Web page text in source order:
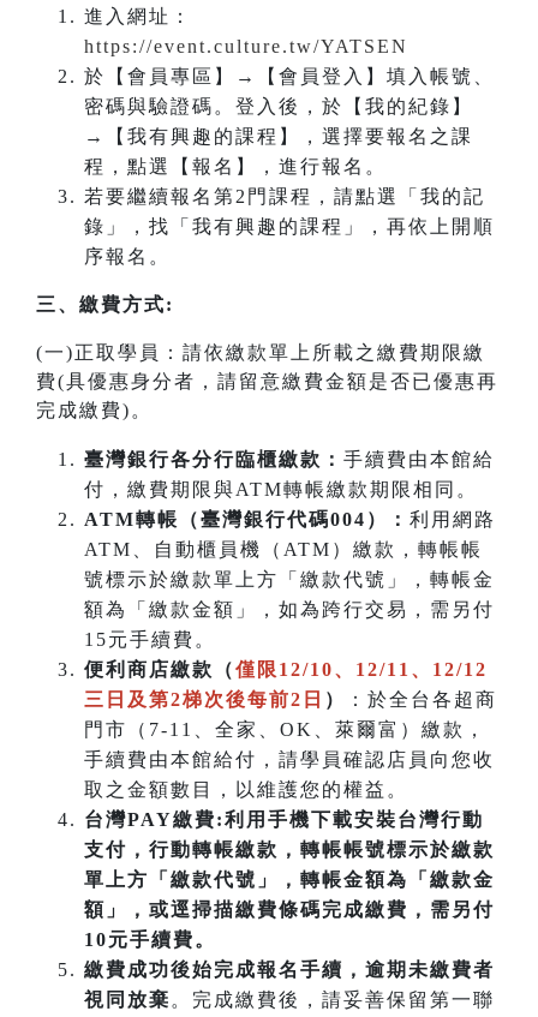
進入網址：
https://event.culture.tw/YATSEN
於【會員專區】→【會員登入】填入帳號、
密碼與驗證碼。登入後，於【我的紀錄】
→【我有興趣的課程】，選擇要報名之課
程，點選【報名】，進行報名。
若要繼續報名第2門課程，請點選「我的記
錄」，找「我有興趣的課程」，再依上開順
序報名。
三、繳費方式:
(一)正取學員：請依繳款單上所載之繳費期限繳
費(具優惠身分者，請留意繳費金額是否已優惠再
完成繳費)。
臺灣銀行各分行臨櫃繳款： 手續費由本館給
付，繳費期限與ATM轉帳繳款期限相同。
ATM轉帳（臺灣銀行代碼004）： 利用網路
ATM、自動櫃員機（ATM）繳款，轉帳帳
號標示於繳款單上方「繳款代號」，轉帳金
額為「繳款金額」，如為跨行交易，需另付
15元手續費。
便利商店繳款（僅限12/10、12/11、12/12
三日及第2梯次後每前2日 ）
：於全台各超商
門市（7-11、全家、OK、萊爾富）繳款，
手續費由本館給付，請學員確認店員向您收
取之金額數目，以維護您的權益。
台灣PAY繳費:利用手機下載安裝台灣行動
支付，行動轉帳繳款，轉帳帳號標示於繳款
單上方「繳款代號」，轉帳金額為「繳款金
額」，或逕掃描繳費條碼完成繳費，需另付
10元手續費。
繳費成功後始完成報名手續，逾期未繳費者
視同放棄 。完成繳費後，請妥善保留第一聯